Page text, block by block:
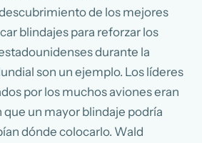
de los mejores
blindajes para reforzar los
durante la
son un ejemplo. Los líderes
por los muchos aviones eran
que un mayor blindaje podría
dónde colocarlo. Wald